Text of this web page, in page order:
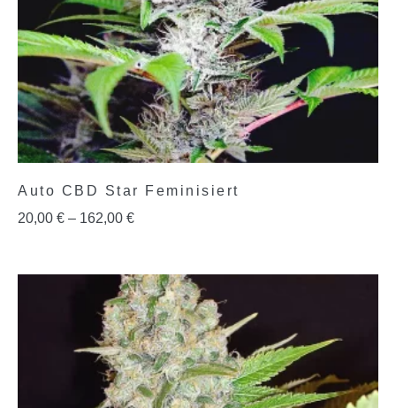
Auto CBD Star Feminisiert
20,00 € – 162,00 €